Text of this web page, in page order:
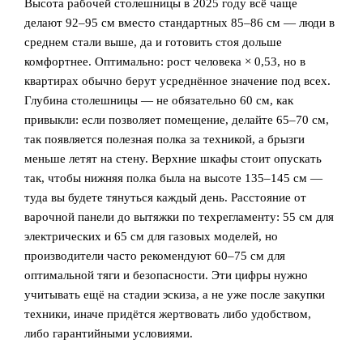
Высота рабочей столешницы в 2025 году всё чаще
делают 92–95 см вместо стандартных 85–86 см — люди в
среднем стали выше, да и готовить стоя дольше
комфортнее. Оптимально: рост человека × 0,53, но в
квартирах обычно берут усреднённое значение под всех.
Глубина столешницы — не обязательно 60 см, как
привыкли: если позволяет помещение, делайте 65–70 см,
так появляется полезная полка за техникой, а брызги
меньше летят на стену. Верхние шкафы стоит опускать
так, чтобы нижняя полка была на высоте 135–145 см —
туда вы будете тянуться каждый день. Расстояние от
варочной панели до вытяжки по техрегламенту: 55 см для
электрических и 65 см для газовых моделей, но
производители часто рекомендуют 60–75 см для
оптимальной тяги и безопасности. Эти цифры нужно
учитывать ещё на стадии эскиза, а не уже после закупки
техники, иначе придётся жертвовать либо удобством,
либо гарантийными условиями.